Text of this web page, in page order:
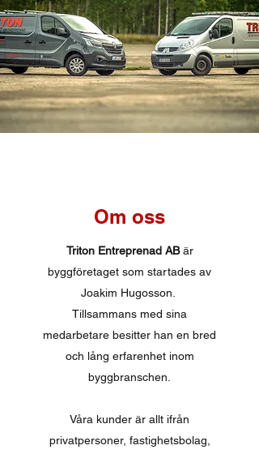
Om oss
Triton Entreprenad ABär
byggföretaget som startades av
Joakim Hugosson.
Tillsammans med sina
medarbetare besitter han en bred
och lång erfarenhet inom
byggbranschen.
Våra kunder är allt ifrån
privatpersoner, fastighetsbolag,